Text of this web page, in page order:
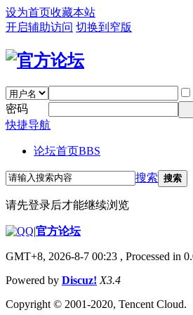
设为首页收藏本站
开启辅助访问 切换到窄版
密码
快捷导航
论坛首页BBS
搜索 搜索
请先登录后才能继续浏览
|官方论坛
GMT+8, 2026-8-7 00:23 , Processed in
Powered by Discuz! X3.4
Copyright © 2001-2020, Tencent Cloud.